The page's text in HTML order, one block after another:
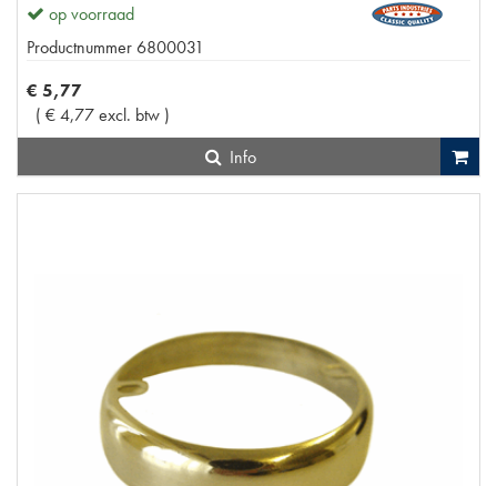
op voorraad
Productnummer 6800031
€ 5,77
( €4,77excl. btw )
Info